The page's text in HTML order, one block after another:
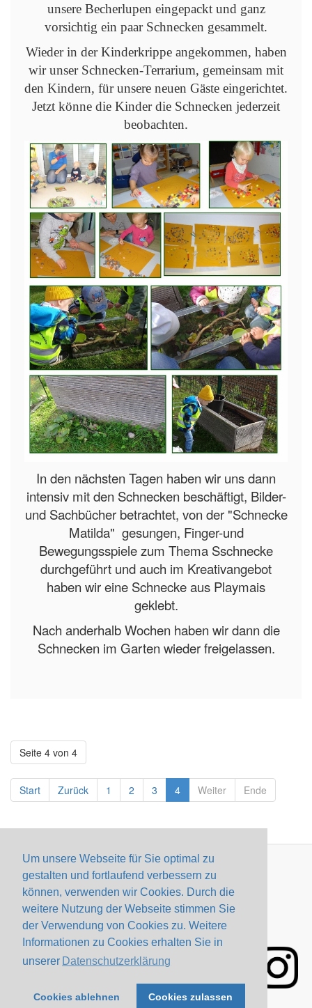
Um unsere Webseite für Sie optimal zu
gestalten und fortlaufend verbessern zu
können, verwenden wir Cookies. Durch die
weitere Nutzung der Webseite stimmen Sie
der Verwendung von Cookies zu. Weitere
Informationen zu Cookies erhalten Sie in
unserer Datenschutzerklärung
Cookies ablehnen Cookies zulassen
unsere Becherlupen eingepackt und ganz
vorsichtig ein paar Schnecken gesammelt.
Wieder in der Kinderkrippe angekommen, haben
wir unser Schnecken-Terrarium, gemeinsam mit
den Kindern, für unsere neuen Gäste eingerichtet.
Jetzt könne die Kinder die Schnecken jederzeit
beobachten.
In den nächsten Tagen haben wir uns dann
intensiv mit den Schnecken beschäftigt, Bilder-
und Sachbücher betrachtet, von der "Schnecke
Matilda" gesungen, Finger-und
Bewegungsspiele zum Thema Sschnecke
durchgeführt und auch im Kreativangebot
haben wir eine Schnecke aus Playmais
geklebt.
Nach anderhalb Wochen haben wir dann die
Schnecken im Garten wieder freigelassen.
Seite 4 von 4
Start Zurück 1 2 3 4 Weiter Ende
Impressum
Datenschutzerklärung
Webmail
Konfiguration
Kontakt